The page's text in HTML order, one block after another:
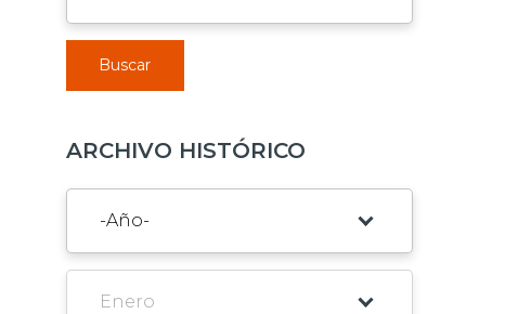
Buscar
ARCHIVO HISTÓRICO